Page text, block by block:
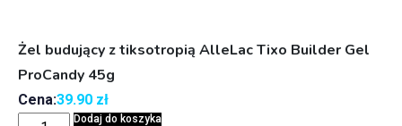
Żel budujący z tiksotropią AlleLac Tixo Builder Gel
ProCandy 45g
Cena:39.90 zł
Dodaj do koszyka